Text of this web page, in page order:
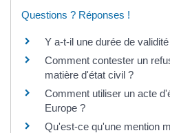
Questions ? Réponses !
Y a-t-il une durée de
Comment contester un
matière d'état civil ?
Comment utiliser un acte
Europe ?
Qu'est-ce qu'une mention